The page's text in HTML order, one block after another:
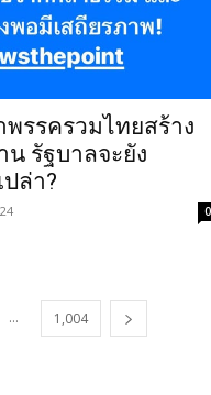
พรรครวมไทยสร้าง
รัฐบาลจะยัง
ล่า?
0
... 1,004